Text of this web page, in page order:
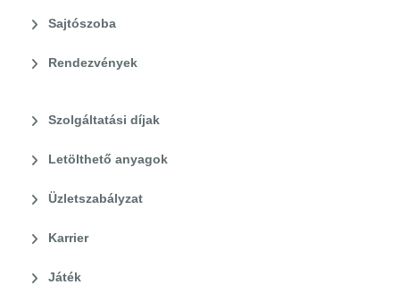
Sajtószoba
Rendezvények
Szolgáltatási díjak
Letölthető anyagok
Üzletszabályzat
Karrier
Játék